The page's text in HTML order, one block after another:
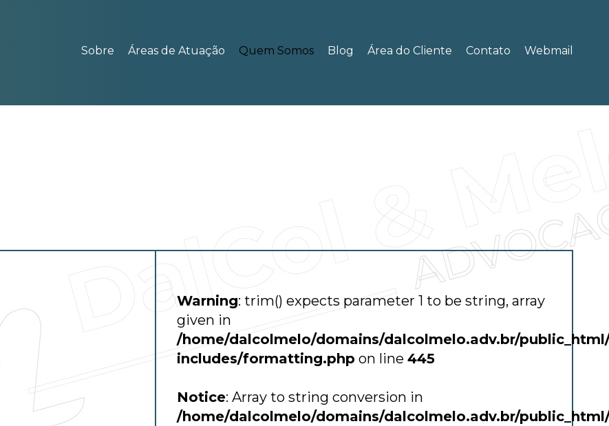
Sobre Áreas de Atuação Quem Somos Blog Área do Cliente Contato Webmail
Warning: trim() expects parameter 1 to be string, array
given in
/home/dalcolmelo/domains/dalcolmelo.adv.br/
includes/formatting.php on line445
Notice: Array to string conversion in
/home/dalcolmelo/domains/dalcolmelo.adv.br/